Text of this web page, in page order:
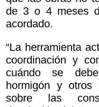
de 3 o 4 meses
acordado.
“La herramienta
coordinación y
cuándo se
hormigón y otros
sobre las